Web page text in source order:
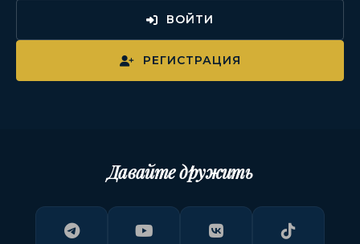
ВОЙТИ
РЕГИСТРАЦИЯ
Давайте дружить